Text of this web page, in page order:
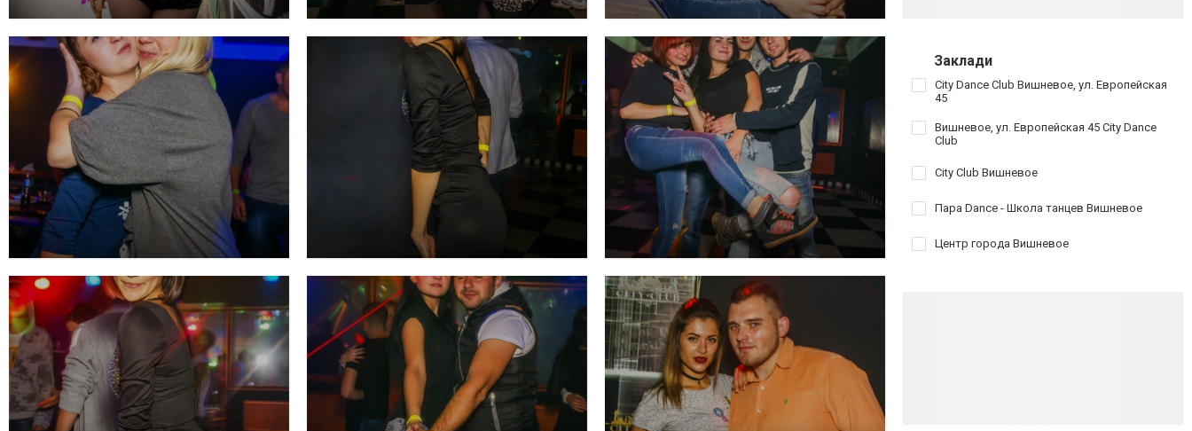
Заклади
City Dance Club Вишневое, ул. Европейская
45
Вишневое, ул. Европейская 45 City Dance
Club
City Club Вишневое
Пара Dance - Школа танцев Вишневое
Центр города Вишневое